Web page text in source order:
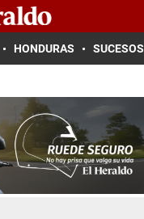
HONDURAS SUCESOS